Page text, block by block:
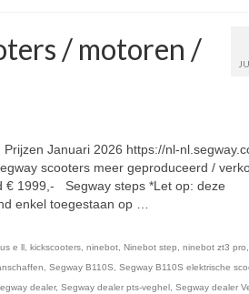
/ motoren /
Januari 2026 https://nl-
scooters meer geproduceerd /
€ 1999,- Segway steps *Let op: deze
enkel toegestaan op …
e ll, kickscooters, ninebot, Ninebot step, ninebot zt3 pro,
, Segway B110S, Segway B110S elektrische
dealer, Segway dealer pts-veghel, Segway dealer